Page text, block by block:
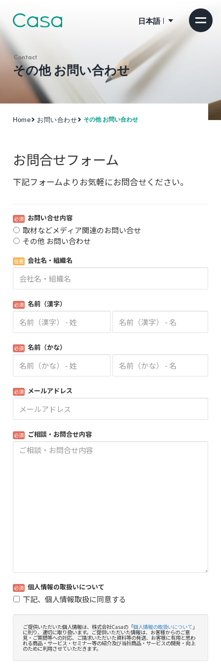
日本語
Contact
その他 お問い合わせ
Home お問い合わせ その他 お問い合わせ